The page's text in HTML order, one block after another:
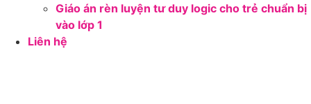
Giáo án rèn luyện tư duy logic cho trẻ chuẩn bị
vào lớp 1
Liên hệ